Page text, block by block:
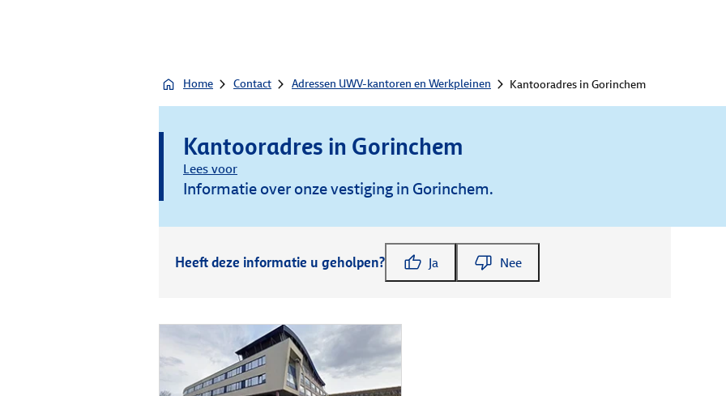
Home Contact Adressen UWV-kantoren en Werkpleinen Kantooradres in Gorinchem
Kantooradres in Gorinchem
Lees voor
Informatie over onze vestiging in Gorinchem.
Heeft deze informatie u geholpen? Ja Nee